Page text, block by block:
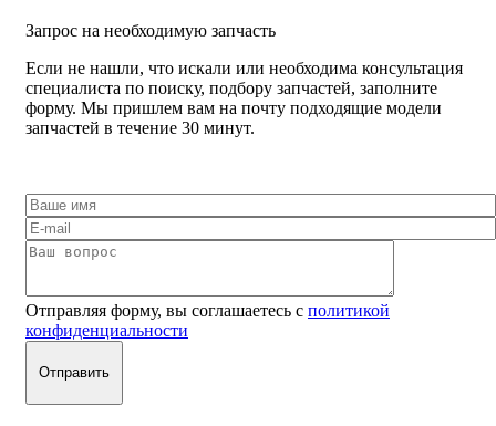
Запрос на необходимую запчасть
Если не нашли, что искали или необходима консультация
специалиста по поиску, подбору запчастей, заполните
форму. Мы пришлем вам на почту подходящие модели
запчастей в течение 30 минут.
Отправляя форму, вы соглашаетесь с политикой
конфиденциальности